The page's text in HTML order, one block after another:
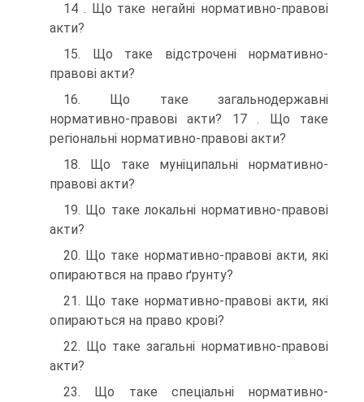
14 . Що таке негайні нормативно-правові
акти?
15. Що таке відстрочені нормативно-
правові акти?
16. Що таке загальнодержавні
нормативно-правові акти? 17 . Що таке
регіональні нормативно-правові акти?
18. Що таке муніципальні нормативно-
правові акти?
19. Що таке локальні нормативно-правові
акти?
20. Що таке нормативно-правові акти, які
опираютвся на право ґрунту?
21. Що таке нормативно-правові акти, які
опираються на право крові?
22. Що таке загальні нормативно-правові
акти?
23. Що таке спеціальні нормативно-